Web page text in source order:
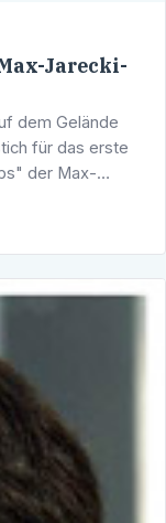
Jarecki-
dem Gelände
für das erste
der Max-